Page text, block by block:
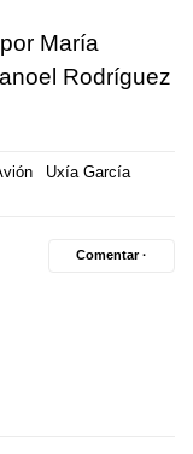
María
Rodríguez
Uxía García
Comentar ·